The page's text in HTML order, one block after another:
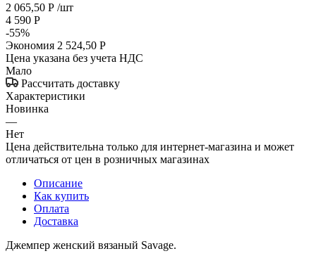
2 065,50 Р /шт
4 590 Р
-55%
Экономия 2 524,50 Р
Цена указана без учета НДС
Мало
Рассчитать доставку
Характеристики
Новинка
—
Нет
Цена действительна только для интернет-магазина и может
отличаться от цен в розничных магазинах
Описание
Как купить
Оплата
Доставка
Джемпер женский вязаный Savage.